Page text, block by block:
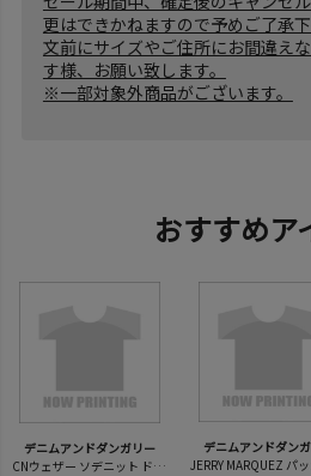
更はできかねますので予めご了承
文前にサイズやご住所にお間違え
す様、お願い致します。
※一部対象外商品がございます。
おすすめア
デニムアンドダンガリー
CNウェザー ソデニット ドッキング コート
デニムアンドダン